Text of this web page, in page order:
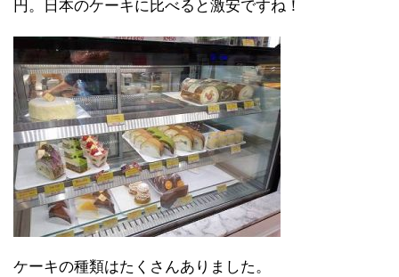
円。日本のケーキに比べると激安ですね！
ケーキの種類はたくさんありました。